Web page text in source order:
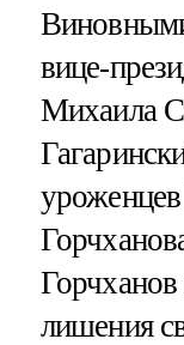
вице-
Михаила
лишения